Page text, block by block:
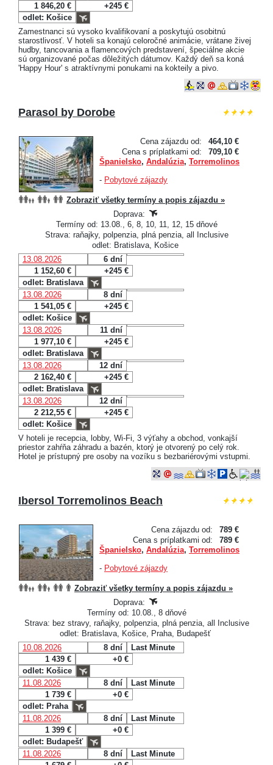
1 846,20 €
+245 €
odlet: Košice
Zamestnanci sú vysoko kvalifikovaní a poskytujú osobitnú
starostlivosť. V hoteli sa konajú celoročné animácie, vrátane živej
hudby, tancovania a flamencových predstavení, špeciálne akcie
sú organizované počas dôležitých dátumov. Každý deň sa koná
'Happy Hour' s atraktívnymi ponukami na kokteily a pivo.
Parasol by Dorobe
Cena zájazdu od:
464,10 €
Cena s príplatkami od:
709,10 €
Španielsko, Andalúzia, Torremolinos
- Pobytové zájazdy
Zobraziť všetky termíny a popis zájazdu »
Doprava:
Termíny od: 13.08., 6, 8, 10, 11, 12, 15 dňové
Strava: raňajky, polpenzia, plná penzia, all Inclusive
odlet: Bratislava, Košice
13.08.2026
6 dní
1 152,60 €
+245 €
odlet: Bratislava
13.08.2026
8 dní
1 541,05 €
+245 €
odlet: Košice
13.08.2026
11 dní
1 977,10 €
+245 €
odlet: Bratislava
13.08.2026
12 dní
2 162,40 €
+245 €
odlet: Bratislava
13.08.2026
12 dní
2 212,55 €
+245 €
odlet: Košice
V hoteli je recepcia, lobby, Wi-Fi, 3 výťahy a obchod, vonkajší
priestor zahŕňa záhradu a bazén, ktorý je otvorený po celý rok.
Hotel je prístupný pre osoby na vozíku s bezbariérovými vstupmi.
Ibersol Torremolinos Beach
Cena zájazdu od:
789 €
Cena s príplatkami od:
789 €
Španielsko, Andalúzia, Torremolinos
- Pobytové zájazdy
Zobraziť všetky termíny a popis zájazdu »
Doprava:
Termíny od: 10.08., 8 dňové
Strava: bez stravy, raňajky, polpenzia, plná penzia, all Inclusive
odlet: Bratislava, Košice, Praha, Budapešť
10.08.2026
8 dní
Last Minute
1 439 €
+0 €
odlet: Košice
11.08.2026
8 dní
Last Minute
1 739 €
+0 €
odlet: Praha
11.08.2026
8 dní
Last Minute
1 399 €
+0 €
odlet: Budapešť
11.08.2026
8 dní
Last Minute